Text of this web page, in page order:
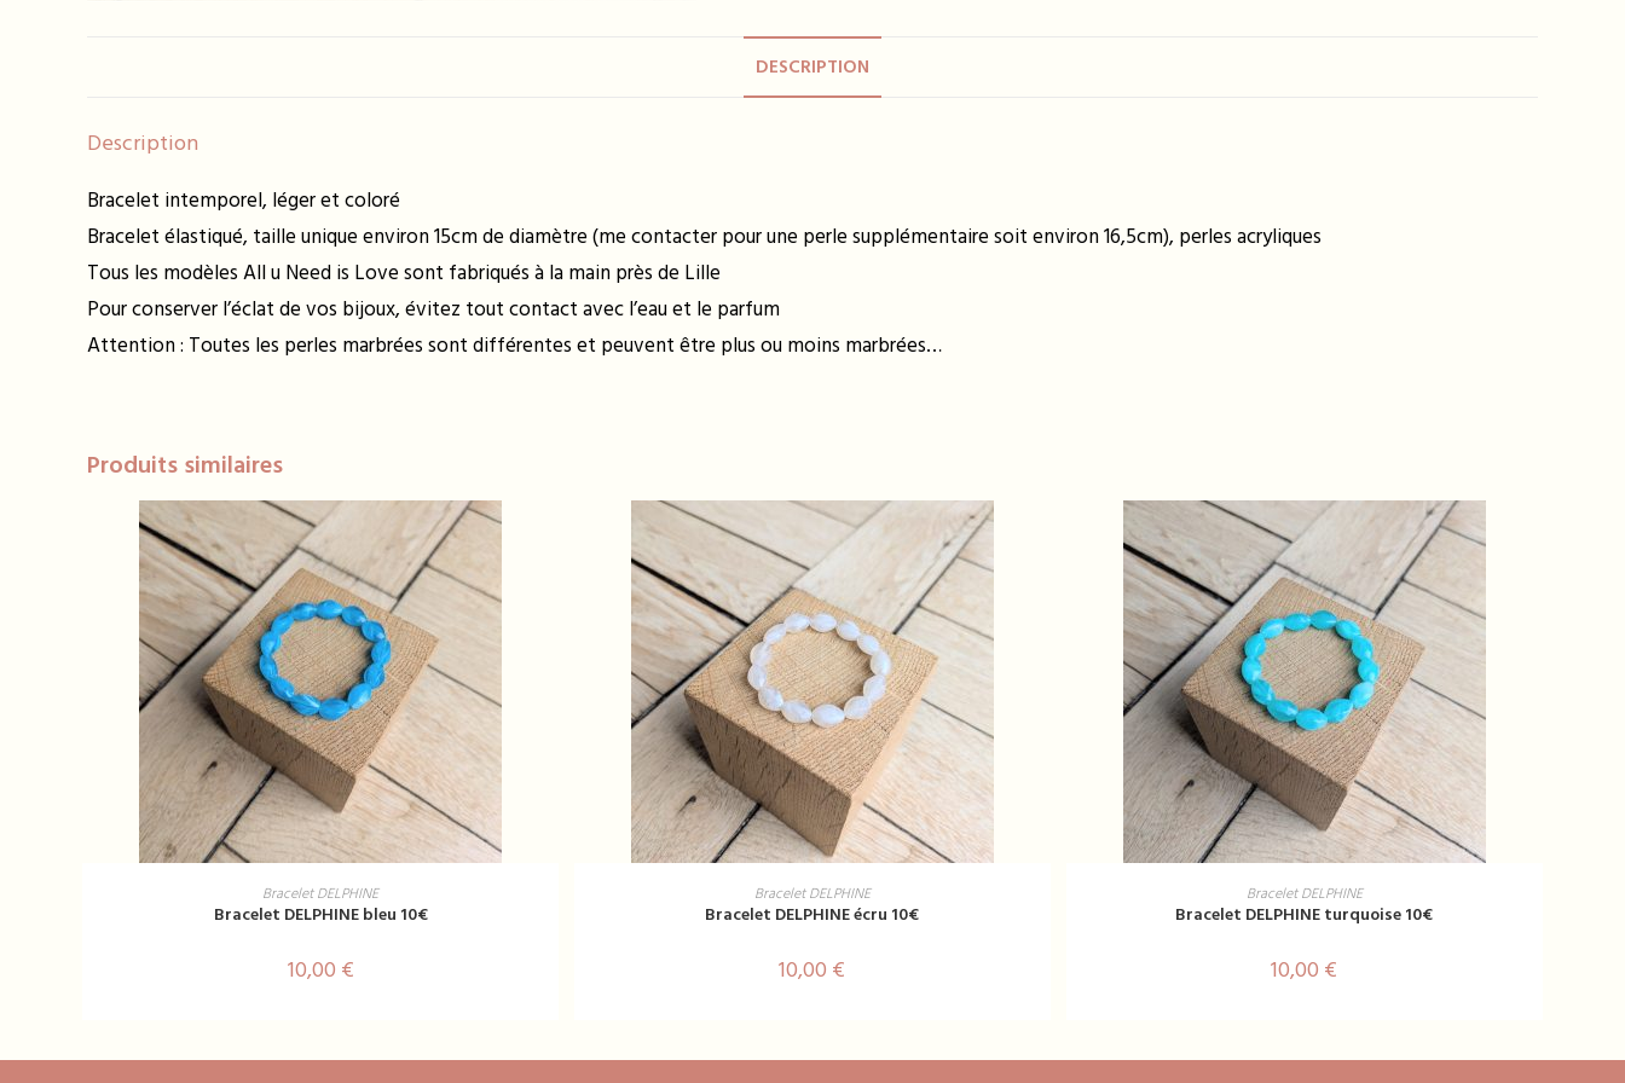
DESCRIPTION
Description
Bracelet intemporel, léger et coloré
Bracelet élastiqué, taille unique environ 15cm de diamètre (me contacter pour une perle supplémentaire soit environ 16,5cm), perles acryliques
Tous les modèles All u Need is Love sont fabriqués à la main près de Lille
Pour conserver l’éclat de vos bijoux, évitez tout contact avec l’eau et le parfum
Attention : Toutes les perles marbrées sont différentes et peuvent être plus ou moins marbrées…
Produits similaires
AJOUTER AU PANIER
Bracelet DELPHINE
Bracelet DELPHINE bleu 10€
10,00 €
AJOUTER AU PANIER
Bracelet DELPHINE
Bracelet DELPHINE écru 10€
10,00 €
AJOUTER AU PANIER
Bracelet DELPHINE
Bracelet DELPHINE turquoise 10€
10,00 €